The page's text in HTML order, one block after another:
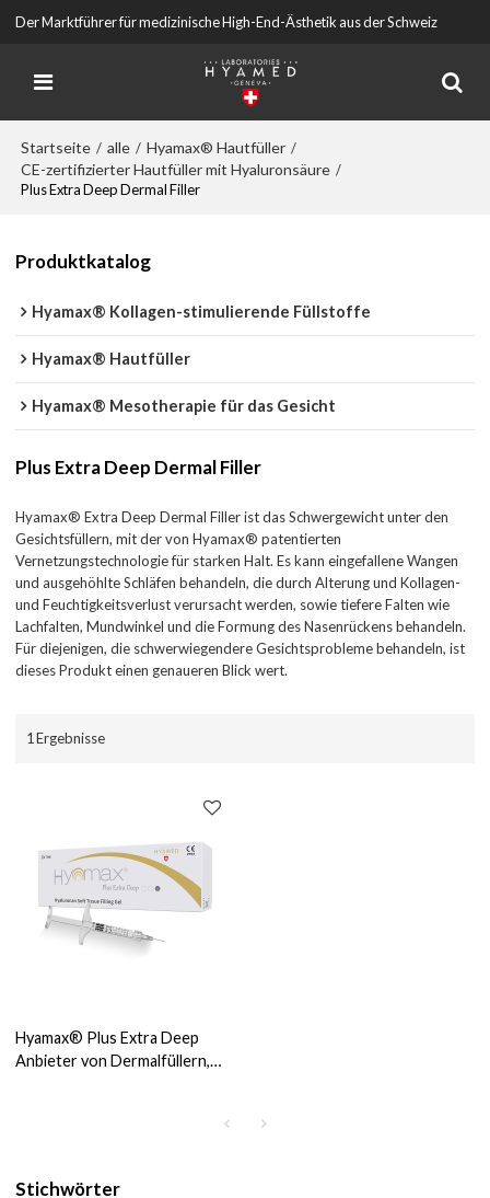
Der Marktführer für medizinische High-End-Ästhetik aus der Schweiz
Startseite / alle / Hyamax® Hautfüller /
CE-zertifizierter Hautfüller mit Hyaluronsäure /
Plus Extra Deep Dermal Filler
Produktkatalog
Hyamax® Kollagen-stimulierende Füllstoffe
Hyamax® Hautfüller
Hyamax® Mesotherapie für das Gesicht
Plus Extra Deep Dermal Filler
Hyamax® Extra Deep Dermal Filler ist das Schwergewicht unter den
Gesichtsfüllern, mit der von Hyamax® patentierten
Vernetzungstechnologie für starken Halt. Es kann eingefallene Wangen
und ausgehöhlte Schläfen behandeln, die durch Alterung und Kollagen-
und Feuchtigkeitsverlust verursacht werden, sowie tiefere Falten wie
Lachfalten, Mundwinkel und die Formung des Nasenrückens behandeln.
Für diejenigen, die schwerwiegendere Gesichtsprobleme behandeln, ist
dieses Produkt einen genaueren Blick wert.
1 Ergebnisse
Hyamax® Plus Extra Deep
Anbieter von Dermalfüllern,
Stichwörter